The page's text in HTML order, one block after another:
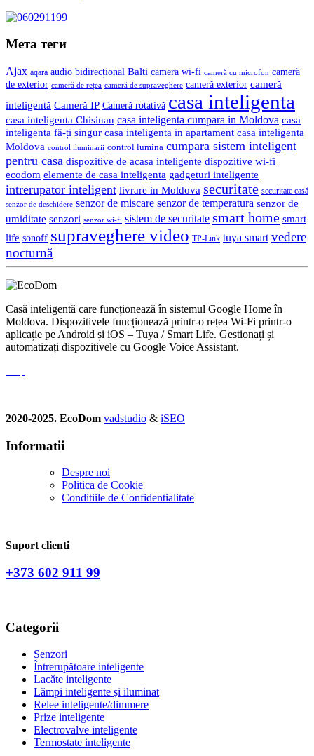
Мета теги
Ajax aqara audio bidirecțional Balti camera wi-fi cameră cu microfon cameră
de exterior cameră de rețea cameră de supraveghere cameră exterior cameră
inteligentă Cameră IP Cameră rotativă casa inteligenta
casa inteligenta Chisinau casa inteligenta cumpara in Moldova casa
inteligenta fă-ți singur casa inteligenta in apartament casa inteligenta
Moldova control iluminarii control lumina cumpara sistem inteligent
pentru casa dispozitive de acasa inteligente dispozitive wi-fi
ecodom elemente de casa inteligenta gadgeturi inteligente
intrerupator inteligent livrare in Moldova securitate securitate casă
senzor de deschidere senzor de miscare senzor de temperatura senzor de
umiditate senzori senzor wi-fi sistem de securitate smart home smart
life sonoff supraveghere video TP-Link tuya smart vedere
nocturnă
Casă inteligentă care funcționează în sistemul Google Home în
Moldova. Dispozitivele funcționează printr-o rețea Wi-Fi printr-o
aplicație pe Android și iOS – Tuya / Smart Life. Gestionați și
automatizați dispozitivele cu Google Voice Assistant.
2020-2025. EcoDom vadstudio & iSEO
Informatii
Despre noi
Politica de Сookie
Conditiile de Confidentialitate
Suport clienti
+373 602 911 99
Categorii
Senzori
Întrerupătoare inteligente
Lacăte inteligente
Lămpi inteligente și iluminat
Relee inteligente/dimmere
Prize inteligente
Electrovalve inteligente
Termostate inteligente